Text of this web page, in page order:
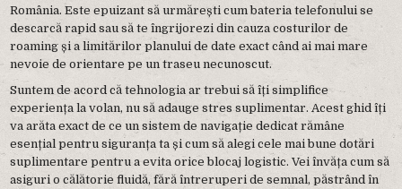
România. Este epuizant să urmărești cum bateria telefonului se
descarcă rapid sau să te îngrijorezi din cauza costurilor de
roaming și a limitărilor planului de date exact când ai mai mare
nevoie de orientare pe un traseu necunoscut.
Suntem de acord că tehnologia ar trebui să îți simplifice
experiența la volan, nu să adauge stres suplimentar. Acest ghid îți
va arăta exact de ce un sistem de navigație dedicat rămâne
esențial pentru siguranța ta și cum să alegi cele mai bune dotări
suplimentare pentru a evita orice blocaj logistic. Vei învăța cum să
asiguri o călătorie fluidă, fără întreruperi de semnal, păstrând în